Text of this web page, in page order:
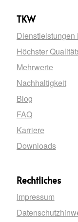
TKW
Dienstleistungen
Höchster
Mehrwerte
Nachhaltigkeit
Blog
FAQ
Karriere
Downloads
Rechtliches
Impressum